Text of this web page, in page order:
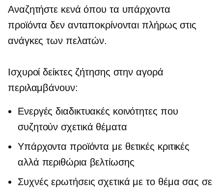
Αναζητήστε κενά όπου τα υπάρχοντα
προϊόντα δεν ανταποκρίνονται πλήρως στις
ανάγκες των πελατών.
Ισχυροί δείκτες ζήτησης στην αγορά
περιλαμβάνουν:
Ενεργές διαδικτυακές κοινότητες που
συζητούν σχετικά θέματα
Υπάρχοντα προϊόντα με θετικές κριτικές
αλλά περιθώρια βελτίωσης
Συχνές ερωτήσεις σχετικά με το θέμα σας σε